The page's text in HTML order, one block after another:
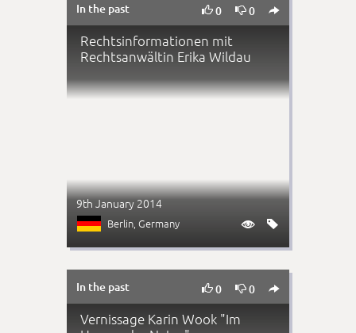
In the past 0 0 
Rechtsinformationen mit
Rechtsanwältin Erika Wildau
9th January 2014
Berlin, Germany  
In the past 0 0 
Vernissage Karin Wook "Im